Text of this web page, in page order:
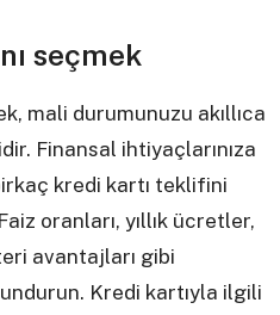
seçmek
mali durumunuzu akıllıca
Finansal ihtiyaçlarınıza
kredi kartı teklifini
oranları, yıllık ücretler,
avantajları gibi
Kredi kartıyla ilgili